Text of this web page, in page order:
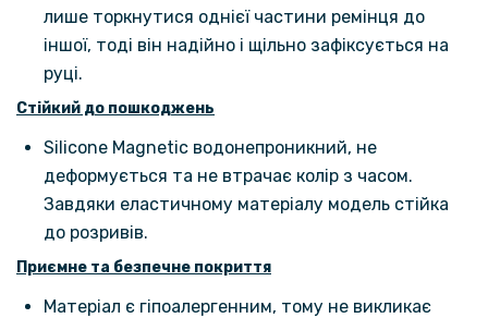
лише торкнутися однієї частини ремінця до
іншої, тоді він надійно і щільно зафіксується на
руці.
Стійкий до пошкоджень
Silicone Magnetic водонепроникний, не
деформується та не втрачає колір з часом.
Завдяки еластичному матеріалу модель стійка
до розривів.
Приємне та безпечне покриття
Матеріал є гіпоалергенним, тому не викликає